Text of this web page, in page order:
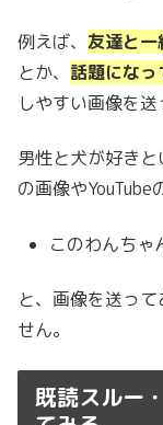
例えば、 友達と一
とか、 話題にな
しやすい画像を送
男性と犬が好き
の画像やYouTube
このわんちゃ
と、画像を送っ
せん。
既読スルー